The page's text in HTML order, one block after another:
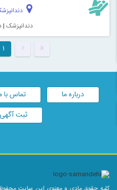
دندانپزشک |
۱
درباره ما تماس با
ثبت